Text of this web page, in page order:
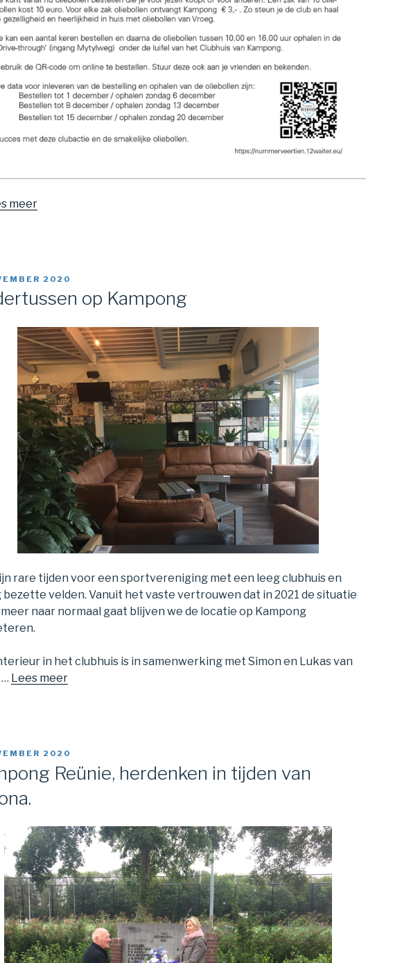
meer
2020
op Kampong
rare tijden voor een sportvereniging met een leeg clubhuis en
bezette velden. Vanuit het vaste vertrouwen dat in 2021 de situatie
naar normaal gaat blijven we de locatie op Kampong
in het clubhuis is in samenwerking met Simon en Lukas van
Lees meer
2020
Reünie, herdenken in tijden van